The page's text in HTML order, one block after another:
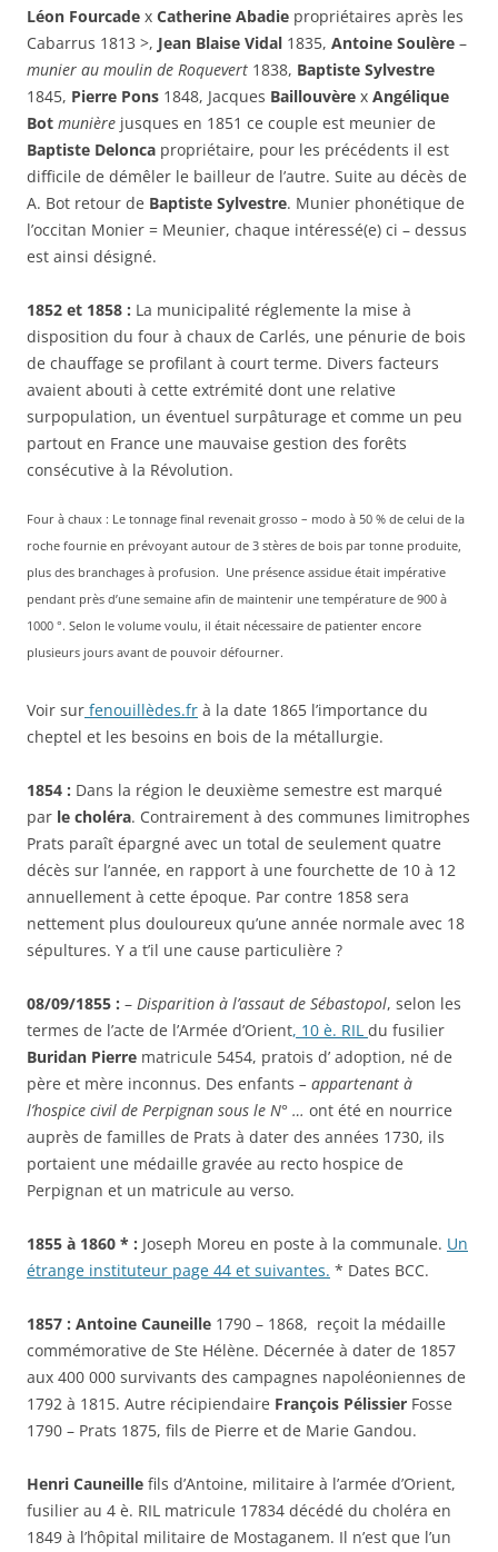
Léon Fourcade x Catherine Abadie propriétaires après les
Cabarrus 1813 >, Jean Blaise Vidal 1835, Antoine Soulère –
munier au moulin de Roquevert 1838, Baptiste Sylvestre
1845, Pierre Pons 1848, Jacques Baillouvère x Angélique
Bot munière jusques en 1851 ce couple est meunier de
Baptiste Delonca propriétaire, pour les précédents il est
difficile de démêler le bailleur de l’autre. Suite au décès de
A. Bot retour de Baptiste Sylvestre. Munier phonétique de
l’occitan Monier = Meunier, chaque intéressé(e) ci – dessus
est ainsi désigné.
1852 et 1858 : La municipalité réglemente la mise à
disposition du four à chaux de Carlés, une pénurie de bois
de chauffage se profilant à court terme. Divers facteurs
avaient abouti à cette extrémité dont une relative
surpopulation, un éventuel surpâturage et comme un peu
partout en France une mauvaise gestion des forêts
consécutive à la Révolution.
Four à chaux : Le tonnage final revenait grosso – modo à 50 % de celui de la
roche fournie en prévoyant autour de 3 stères de bois par tonne produite,
plus des branchages à profusion. Une présence assidue était impérative
pendant près d’une semaine afin de maintenir une température de 900 à
1000 °. Selon le volume voulu, il était nécessaire de patienter encore
plusieurs jours avant de pouvoir défourner.
Voir sur fenouillèdes.fr à la date 1865 l’importance du
cheptel et les besoins en bois de la métallurgie.
1854 : Dans la région le deuxième semestre est marqué
par le choléra. Contrairement à des communes limitrophes
Prats paraît épargné avec un total de seulement quatre
décès sur l’année, en rapport à une fourchette de 10 à 12
annuellement à cette époque. Par contre 1858 sera
nettement plus douloureux qu’une année normale avec 18
sépultures. Y a t’il une cause particulière ?
08/09/1855 : – Disparition à l’assaut de Sébastopol, selon les
termes de l’acte de l’Armée d’Orient, 10 è. RIL du fusilier
Buridan Pierre matricule 5454, pratois d’ adoption, né de
père et mère inconnus. Des enfants – appartenant à
l’hospice civil de Perpignan sous le N° … ont été en nourrice
auprès de familles de Prats à dater des années 1730, ils
portaient une médaille gravée au recto hospice de
Perpignan et un matricule au verso.
1855 à 1860 * : Joseph Moreu en poste à la communale. Un
étrange instituteur page 44 et suivantes. * Dates BCC.
1857 : Antoine Cauneille 1790 – 1868, reçoit la médaille
commémorative de Ste Hélène. Décernée à dater de 1857
aux 400 000 survivants des campagnes napoléoniennes de
1792 à 1815. Autre récipiendaire François Pélissier Fosse
1790 – Prats 1875, fils de Pierre et de Marie Gandou.
Henri Cauneille fils d’Antoine, militaire à l’armée d’Orient,
fusilier au 4 è. RIL matricule 17834 décédé du choléra en
1849 à l’hôpital militaire de Mostaganem. Il n’est que l’un